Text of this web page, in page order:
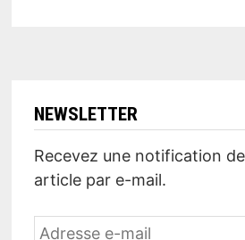
NEWSLETTER
Recevez une notification
article par e-mail.
Adresse